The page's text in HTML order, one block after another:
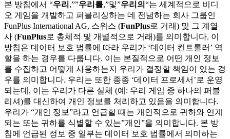
본 방침에서 “우리 ,””우리를,”및”우리의 “는 세계적으로 비디
오 게임을 개발하고 퍼블리싱하는 데 전념하는 회사 그룹인
FunPlus International AG, 스위스 (FunPlus로 거래) 및 그 계열
사 (FunPlus로 총체적 및 개별적으로 거래)를 의미합니다. 이
방침은 데이터 보호 법률에 따라 우리가 ‘데이터 컨트롤러’ 역
할을 하는 경우를 다룹니다. 이는 본질적으로 어떤 개인 정보
를 수집하고 어떻게 사용하는지 우리가 결정할 책임이 있는 경
우를 의미합니다. 우리는 또한 종종 ‘데이터 프로세서’로 운영
되는데, 이는 우리가 다른 실체 (예: 우리 게임 중 하나의 퍼블
리셔)를 대신하여 개인 정보를 처리하고 있음을 의미합니다.
우리가 “개인 정보”라고 언급할 때는 개인적으로 귀하와 연계
되는 또는 귀하를 식별할 수 있는”개인”을 의미합니다. 본 방
침에 언급된 정보 중 일부는 데이터 보호 법률에서 의미하는